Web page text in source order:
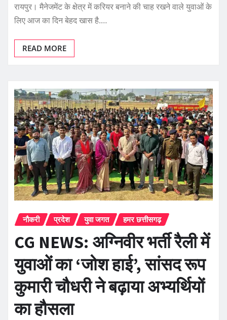
रायपुर। मैनेजमेंट के क्षेत्र में करियर बनाने की चाह रखने वाले युवाओं के
लिए आज का दिन बेहद खास है.…
READ MORE
नौकरी प्रदेश युवा जगत हमर छत्तीसगढ़
CG NEWS: अग्निवीर भर्ती रैली में
युवाओं का ‘जोश हाई’, सांसद रूप
कुमारी चौधरी ने बढ़ाया अभ्यर्थियों
का हौसला